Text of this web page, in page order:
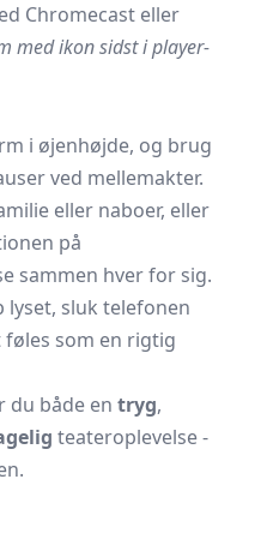
Chromecast eller
med ikon sidst i player-
i øjenhøjde, og brug
ved mellemakter.
eller naboer, eller
på
sammen hver for sig.
lyset, sluk telefonen
føles som en rigtig
du både en tryg,
teateroplevelse -